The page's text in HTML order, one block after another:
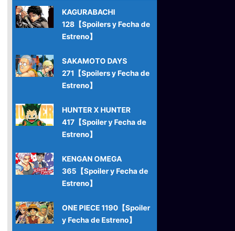
KAGURABACHI
128【Spoilers y Fecha de
Estreno】
SAKAMOTO DAYS
271【Spoilers y Fecha de
Estreno】
HUNTER X HUNTER
417【Spoiler y Fecha de
Estreno】
KENGAN OMEGA
365【Spoiler y Fecha de
Estreno】
ONE PIECE 1190【Spoiler
y Fecha de Estreno】